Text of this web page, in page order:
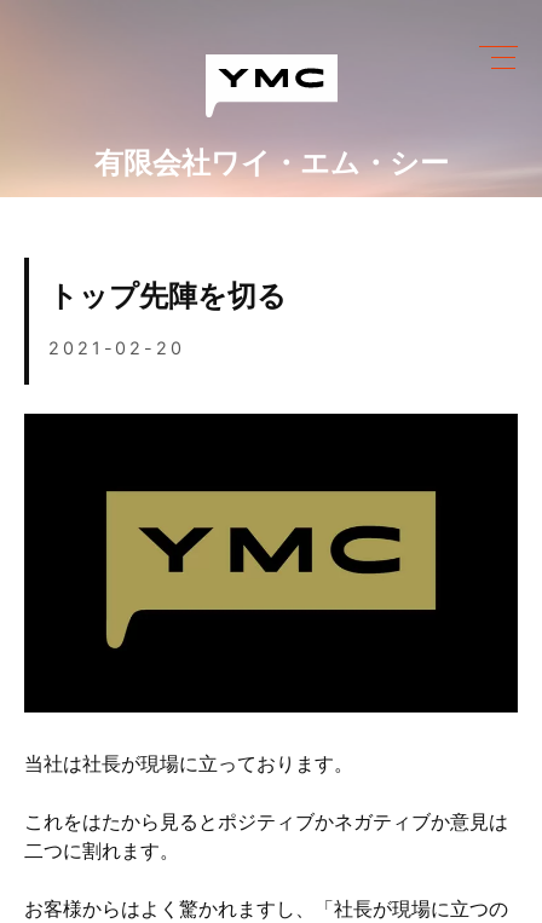
有限会社ワイ・エム・シー
ワイ・エム・シーにできること
会社情報
営業カレンダー
ブログ
お問い合わせ
トップ先陣を切る
2021-02-20
当社は社長が現場に立っております。
これをはたから見るとポジティブかネガティブか意見は
二つに割れます。
お客様からはよく驚かれますし、「社長が現場に立つの